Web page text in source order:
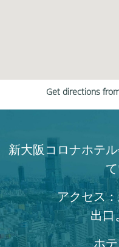
Get directions
新大阪コロナホテ
アクセス
出口
ホ